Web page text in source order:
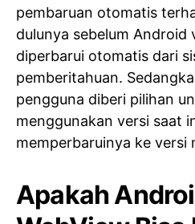
pembaruan otomatis
dulunya sebelum Android
diperbarui otomatis dari
pemberitahuan.
pengguna diberi pilihan
menggunakan versi saat
memperbaruinya ke versi
Apakah